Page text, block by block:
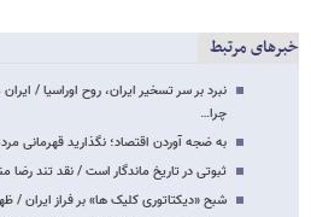
خبرهای مرتبط
نبرد بر سر تسخیر ایران، روح اوراسیا /
چرا…
به ضجه آوردن اقتصاد؛ نگذارید قهرمانی
ثبوتی در تاریخ ماندگار است / نقد تند
شبح «دیکتاتوری کلیک ها» بر فراز ایران /